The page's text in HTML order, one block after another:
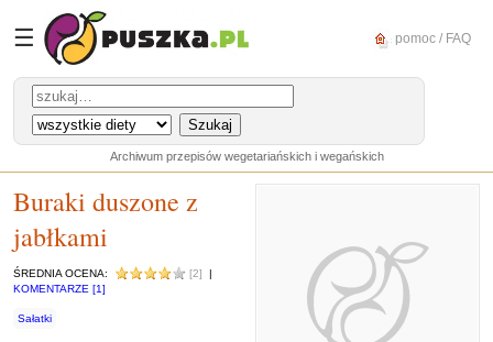
☰ pomoc / FAQ
Archiwum przepisów wegetariańskich i wegańskich
Buraki duszone z
jabłkami
ŚREDNIA OCENA: [2]
|
KOMENTARZE [1]
Sałatki